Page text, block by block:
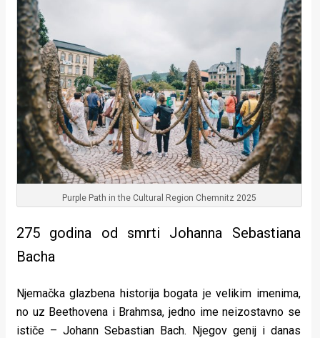
Purple Path in the Cultural Region Chemnitz 2025
275 godina od smrti Johanna Sebastiana
Bacha
Njemačka glazbena historija bogata je velikim imenima,
no uz Beethovena i Brahmsa, jedno ime neizostavno se
ističe – Johann Sebastian Bach. Njegov genij i danas